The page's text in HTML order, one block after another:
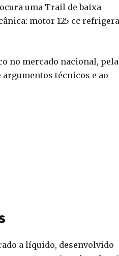
uma Trail de baixa
motor 125 cc
no mercado nacional, pela
argumentos técnicos e ao
a líquido, desenvolvido